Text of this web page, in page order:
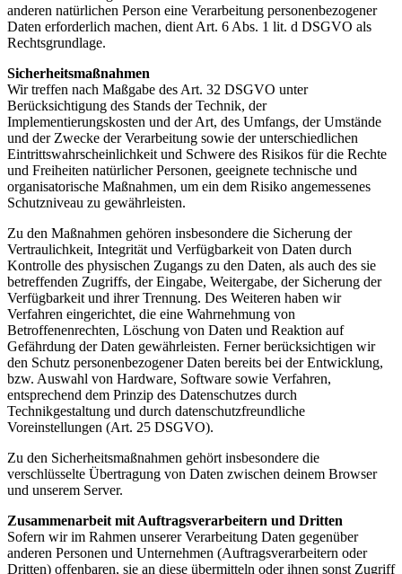
anderen natürlichen Person eine Verarbeitung personenbezogener
Daten erforderlich machen, dient Art. 6 Abs. 1 lit. d DSGVO als
Rechtsgrundlage.
Sicherheitsmaßnahmen
Wir treffen nach Maßgabe des Art. 32 DSGVO unter
Berücksichtigung des Stands der Technik, der
Implementierungskosten und der Art, des Umfangs, der Umstände
und der Zwecke der Verarbeitung sowie der unterschiedlichen
Eintrittswahrscheinlichkeit und Schwere des Risikos für die Rechte
und Freiheiten natürlicher Personen, geeignete technische und
organisatorische Maßnahmen, um ein dem Risiko angemessenes
Schutzniveau zu gewährleisten.
Zu den Maßnahmen gehören insbesondere die Sicherung der
Vertraulichkeit, Integrität und Verfügbarkeit von Daten durch
Kontrolle des physischen Zugangs zu den Daten, als auch des sie
betreffenden Zugriffs, der Eingabe, Weitergabe, der Sicherung der
Verfügbarkeit und ihrer Trennung. Des Weiteren haben wir
Verfahren eingerichtet, die eine Wahrnehmung von
Betroffenenrechten, Löschung von Daten und Reaktion auf
Gefährdung der Daten gewährleisten. Ferner berücksichtigen wir
den Schutz personenbezogener Daten bereits bei der Entwicklung,
bzw. Auswahl von Hardware, Software sowie Verfahren,
entsprechend dem Prinzip des Datenschutzes durch
Technikgestaltung und durch datenschutzfreundliche
Voreinstellungen (Art. 25 DSGVO).
Zu den Sicherheitsmaßnahmen gehört insbesondere die
verschlüsselte Übertragung von Daten zwischen deinem Browser
und unserem Server.
Zusammenarbeit mit Auftragsverarbeitern und Dritten
Sofern wir im Rahmen unserer Verarbeitung Daten gegenüber
anderen Personen und Unternehmen (Auftragsverarbeitern oder
Dritten) offenbaren, sie an diese übermitteln oder ihnen sonst Zugriff